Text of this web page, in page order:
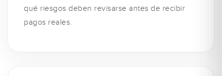
qué riesgos deben revisarse antes de recibir
pagos reales.